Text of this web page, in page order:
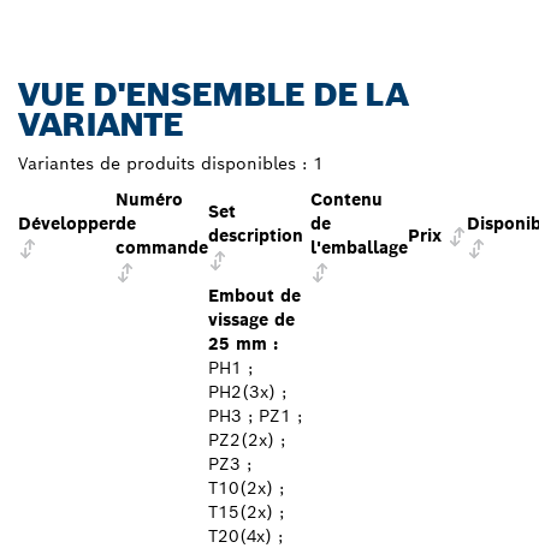
VUE D'ENSEMBLE DE LA
VARIANTE
Variantes de produits disponibles : 1
Développer
Numéro
de
commande
Set
description
Contenu
de
l'emballage
Prix
Embout de
vissage de
25 mm :
PH1 ;
PH2(3x) ;
PH3 ; PZ1 ;
PZ2(2x) ;
PZ3 ;
T10(2x) ;
T15(2x) ;
T20(4x) ;